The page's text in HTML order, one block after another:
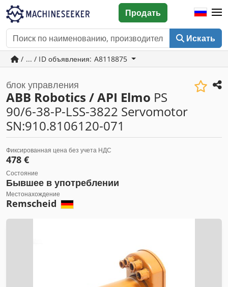
Искать
Продать
/ ... / ID объявления: A8118875
блок управления
ABB Robotics / API Elmo PS
90/6-38-P-LSS-3822 Servomotor
SN:910.8106120-071
Фиксированная цена без учета НДС
478 €
Состояние
Бывшее в употреблении
Местонахождение
Remscheid